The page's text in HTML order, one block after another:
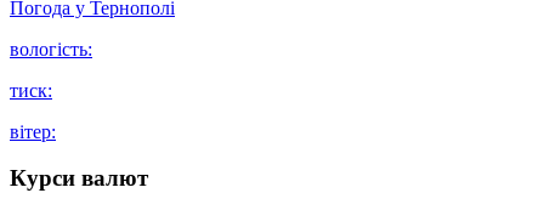
Погода у Тернополі
вологість:
тиск:
вітер:
Курси валют